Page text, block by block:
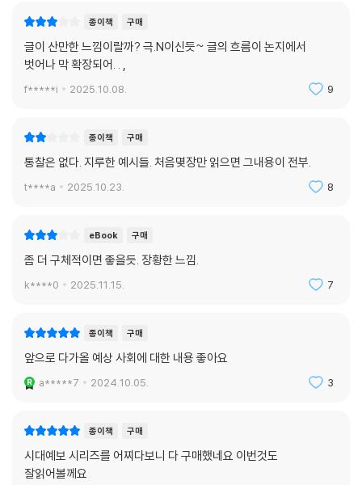
이 공유되는 ‘실시간 업무 스트리밍 시대’에는 자신을 증명할 근거를 모으
의 근거가 그 증거의 집합에서 나오기 때문이다. 이러한 변화에 더 일찍 적
응하고 자신에 대한 기록을 모으고 있던 이들은 모든 수식어를 다 버리고
도 설명 가능한 ‘이름’으로 불리기에 유리한 고지를 점유해 나갈 수 있다.
다섯, 장인 정신, 호모 아르티장. 자신의 업을 고집스레 이어가는 고유함에
서 자립이 탄생하고 감춰져 있던 이름을 되찾을 수 있다. 이제 도구의 인간
인 호보 파베르(homo faber)가 AI와 3D 프린터로 강화되며 장인의 인
간인 호모 아르티장(homo artisan)으로 거듭나고 있다. 이 경지에 이르
승한다. 이때 자신의 일은 작업이 되고, 자신이 만든 것은 작품이 된다. 조
직에서 함께한 일은 소모되지만 혼자 한 작업은 작품을 남긴다. 그 작품은
내가 이 세상에서 사라져도 나의 이름과 함께 남는다.
종이책 구매
글이 산만한 느낌이랄까? 극.N이신듯~ 글의 흐름이 논지에서
벗어나 막 확장되어. . ,
f*****i 2025.10.08. 9
종이책 구매
통찰은 없다. 지루한 예시들. 처음몇장만 읽으면 그내용이 전부.
t****a 2025.10.23. 8
eBook 구매
좀 더 구체적이면 좋을듯. 장황한 느낌.
k****0 2025.11.15. 7
종이책 구매
앞으로 다가올 예상 사회에 대한 내용 좋아요
a*****7 2024.10.05. 3
종이책 구매
시대예보 시리즈를 어찌다보니 다 구매했네요 이번것도
잘읽어볼께요